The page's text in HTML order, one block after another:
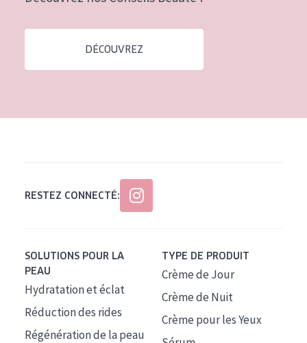
DÉCOUVREZ
RESTEZ CONNECTÉ:
SOLUTIONS POUR LA
PEAU
Hydratation et éclat
Réduction des rides
Régénération de la peau
TYPE DE PRODUIT
Crème de Jour
Crème de Nuit
Crème pour les Yeux